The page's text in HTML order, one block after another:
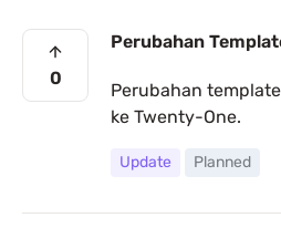
0
Perubahan
Perubahan
ke Twenty-One.
Update Planned